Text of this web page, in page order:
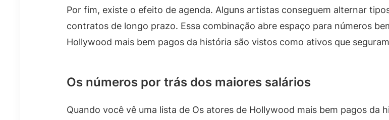
Por fim, existe o efeito de agenda. Alguns artistas conseguem alternar
contratos de longo prazo. Essa combinação abre espaço para números
Hollywood mais bem pagos da história são vistos como ativos que
Os números por trás dos maiores salários
Quando você vê uma lista de Os atores de Hollywood mais bem pagos da